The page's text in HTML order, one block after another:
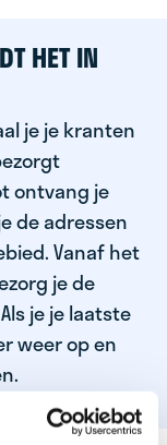
HET IN
je je kranten
ontvang je
de adressen
Vanaf het
je de
je je laatste
weer op en